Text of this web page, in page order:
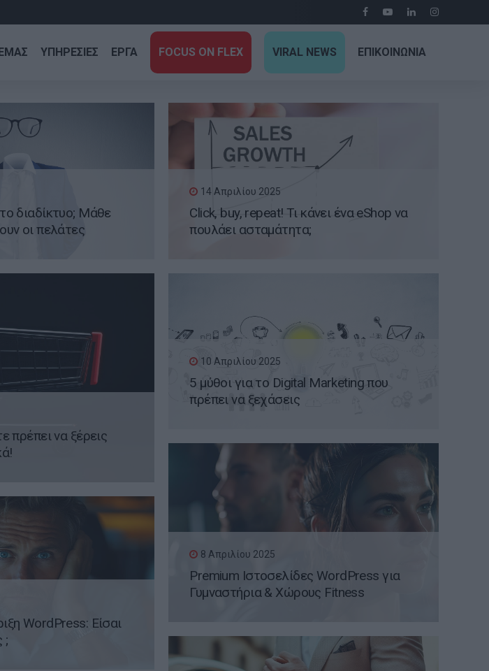
ΥΠΗΡΕΣΙΕΣ ΕΡΓΑ FOCUS ON FLEX VIRAL NEWS ΕΠΙΚΟΙΝΩΝΙΑ
διαδίκτυο; Μάθε
οι πελάτες
14 Απριλίου 2025
Click, buy, repeat! Τι κάνει ένα eShop να
πουλάει ασταμάτητα;
πρέπει να ξέρεις
10 Απριλίου 2025
5 μύθοι για το Digital Marketing που
πρέπει να ξεχάσεις
8 Απριλίου 2025
Premium Ιστοσελίδες WordPress για
Γυμναστήρια & Χώρους Fitness
WordPress: Είσαι
;